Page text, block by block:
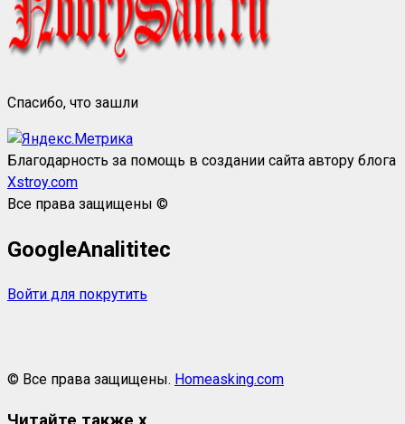
Спасибо, что зашли
Благодарность за помощь в создании сайта автору блога
Xstroy.com
Все права защищены ©
GoogleAnalititec
Войти для покрутить
© Все права защищены. Homeasking.com
Читайте также x